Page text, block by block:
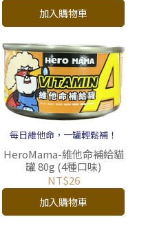
加入購物車
每日維他命，一罐輕鬆補！
HeroMama-維他命補給貓
罐 80g (4種口味)
NT$26
加入購物車